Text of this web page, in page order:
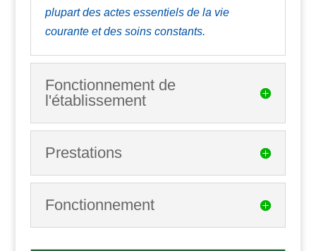
plupart des actes essentiels de la vie
courante et des soins constants.
Fonctionnement de
l'établissement
Prestations
Fonctionnement